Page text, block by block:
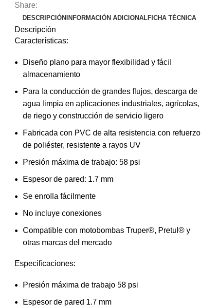
Share:
DESCRIPCIÓN INFORMACIÓN ADICIONALFICHA TÉCNICA
Descripción
Características:
Diseño plano para mayor flexibilidad y fácil
almacenamiento
Para la conducción de grandes flujos, descarga de
agua limpia en aplicaciones industriales, agrícolas,
de riego y construcción de servicio ligero
Fabricada con PVC de alta resistencia con refuerzo
de poliéster, resistente a rayos UV
Presión máxima de trabajo: 58 psi
Espesor de pared: 1.7 mm
Se enrolla fácilmente
No incluye conexiones
Compatible con motobombas Truper®, Pretul® y
otras marcas del mercado
Especificaciones:
Presión máxima de trabajo 58 psi
Espesor de pared 1.7 mm